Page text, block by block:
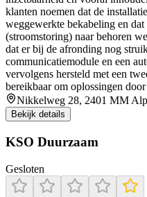
klanten noemen dat de
weggewerkte bekabeling en
(stroomstoring) naar behoren
dat er bij de afronding nog
communicatiemodule en een
vervolgens hersteld met een
bereikbaar om oplossingen
Nikkelweg 28, 2401 MM
Bekijk details
KSO Duurzaam
Gesloten